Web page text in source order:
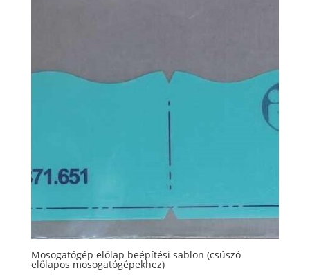
Mosogatógép előlap beépítési sablon (csúszó
előlapos mosogatógépekhez)